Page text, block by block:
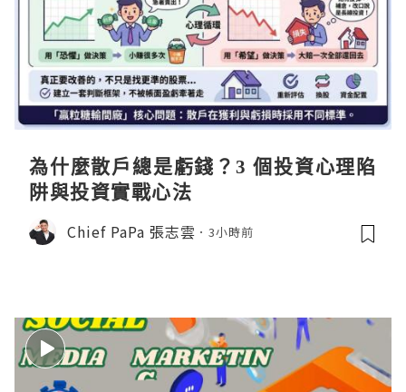
為什麼散戶總是虧錢？3 個投資心理陷
阱與投資實戰心法
Chief PaPa 張志雲 3小時前